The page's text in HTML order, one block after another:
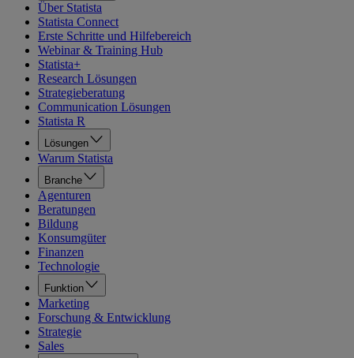
Über Statista
Statista Connect
Erste Schritte und Hilfebereich
Webinar & Training Hub
Statista+
Research Lösungen
Strategieberatung
Communication Lösungen
Statista R
Lösungen
Warum Statista
Branche
Agenturen
Beratungen
Bildung
Konsumgüter
Finanzen
Technologie
Funktion
Marketing
Forschung & Entwicklung
Strategie
Sales